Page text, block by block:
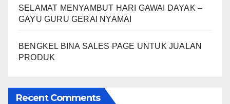
SELAMAT MENYAMBUT HARI GAWAI DAYAK –
GAYU GURU GERAI NYAMAI
BENGKEL BINA SALES PAGE UNTUK JUALAN
PRODUK
Recent Comments